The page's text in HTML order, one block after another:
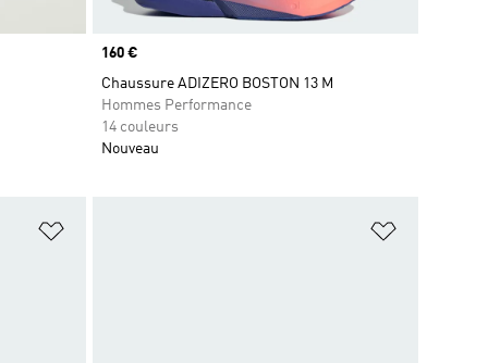
Prix
160 €
Chaussure ADIZERO BOSTON 13 M
Hommes Performance
14 couleurs
Nouveau